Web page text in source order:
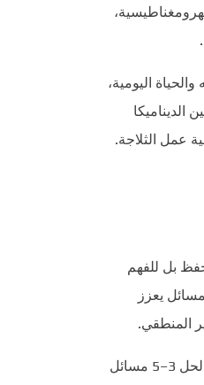
والحياة اليومية،
الديناميكا
عمل الثلاجة.
بل للفهم
يعزز
المنطقي.
خصص وقتًا يوميًا لحل 3–5 مسائل